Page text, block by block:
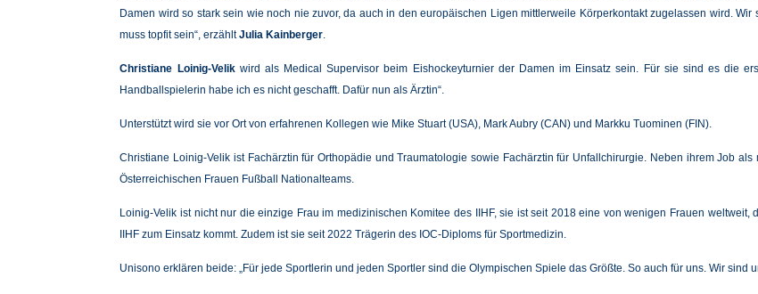
Damen wird so stark sein wie noch nie zuvor, da auch in den europäischen Ligen mittlerweile Körperkontakt zugelassen wird.
muss topfit sein“, erzähltJulia Kainberger.
Christiane Loinig-Velikwird als Medical Supervisor beim Eishockeyturnier der Damen im Einsatz sein. Für sie sind es die
Handballspielerin habe ich es nicht geschafft. Dafür nun als Ärztin“.
Unterstützt wird sie vor Ort von erfahrenen Kollegen wie Mike Stuart (USA), Mark Aubry (CAN) und Markku Tuominen (FIN).
Christiane Loinig-Velik ist Fachärztin für Orthopädie und Traumatologie sowie Fachärztin für Unfallchirurgie. Neben ihrem Job
Österreichischen Frauen Fußball Nationalteams.
Loinig-Velik ist nicht nur die einzige Frau im medizinischen Komitee des IIHF, sie ist seit 2018 eine von wenigen Frauen
IIHF zum Einsatz kommt. Zudem ist sie seit 2022 Trägerin des IOC-Diploms für Sportmedizin.
Unisono erklären beide: „Für jede Sportlerin und jeden Sportler sind die Olympischen Spiele das Größte. So auch für uns. Wir sind